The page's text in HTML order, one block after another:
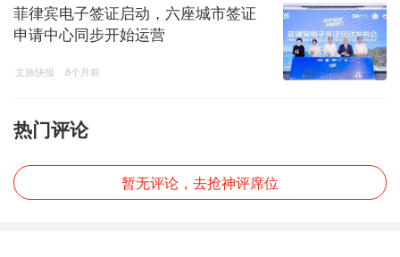
菲律宾电子签证启动，六座城市签证
申请中心同步开始运营
文旅快报 8个月前
热门评论
暂无评论，去抢神评席位